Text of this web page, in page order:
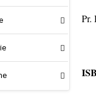
Pr.